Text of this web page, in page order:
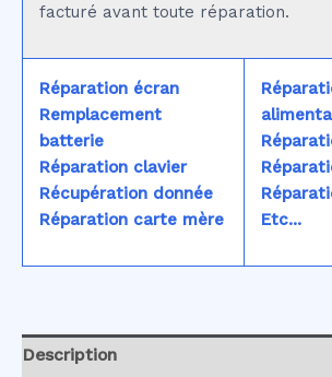
facturé avant toute réparation.
Réparation écran
Remplacement
batterie
Réparation clavier
Récupération donnée
Réparation carte mère
Etc...
Description